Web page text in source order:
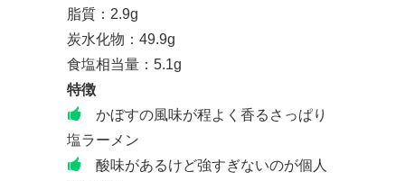
脂質：2.9g
炭水化物：49.9g
食塩相当量：5.1g
特徴
かぼすの風味が程よく香るさっぱり
塩ラーメン
酸味があるけど強すぎないのが個人